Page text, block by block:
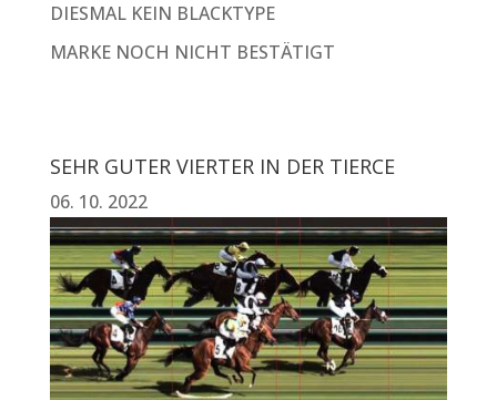
DIESMAL KEIN BLACKTYPE
MARKE NOCH NICHT BESTÄTIGT
SEHR GUTER VIERTER IN DER TIERCE
06. 10. 2022